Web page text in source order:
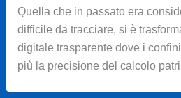
Quella che in passato era
difficile da tracciare, si è
digitale trasparente dove i
più la precisione del calcolo